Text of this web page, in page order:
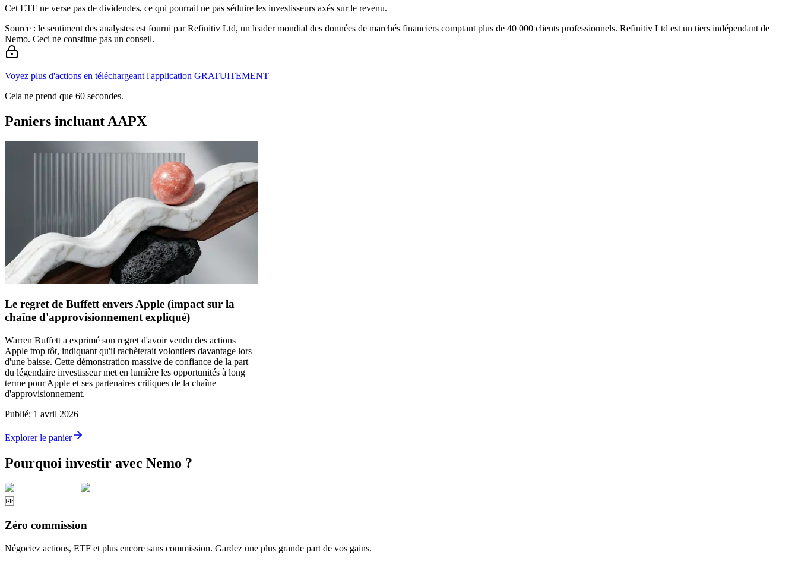
Cet ETF ne verse pas de dividendes, ce qui pourrait ne pas séduire les investisseurs axés sur le revenu.
Source : le sentiment des analystes est fourni par Refinitiv Ltd, un leader mondial des données de marchés financiers comptant plus de 40 000 clients professionnels. Refinitiv Ltd est un tiers indépendant de
Nemo. Ceci ne constitue pas un conseil.
Voyez plus d'actions en téléchargeant l'application GRATUITEMENT
Cela ne prend que 60 secondes.
Paniers incluant AAPX
Le regret de Buffett envers Apple (impact sur la
chaîne d'approvisionnement expliqué)
Warren Buffett a exprimé son regret d'avoir vendu des actions
Apple trop tôt, indiquant qu'il rachèterait volontiers davantage lors
d'une baisse. Cette démonstration massive de confiance de la part
du légendaire investisseur met en lumière les opportunités à long
terme pour Apple et ses partenaires critiques de la chaîne
d'approvisionnement.
Publié: 1 avril 2026
Explorer le panier
Pourquoi investir avec Nemo ?
🆓
Zéro commission
Négociez actions, ETF et plus encore sans commission. Gardez une plus grande part de vos gains.